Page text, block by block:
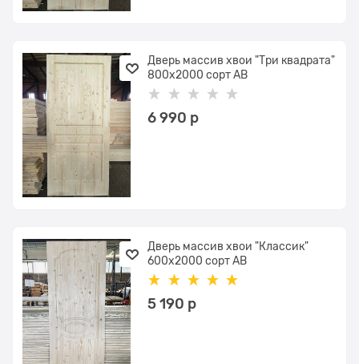
Дверь массив хвои "Три квадрата"
800х2000 сорт АВ
6 990 р
Дверь массив хвои "Классик"
600х2000 сорт АВ
5 190 р